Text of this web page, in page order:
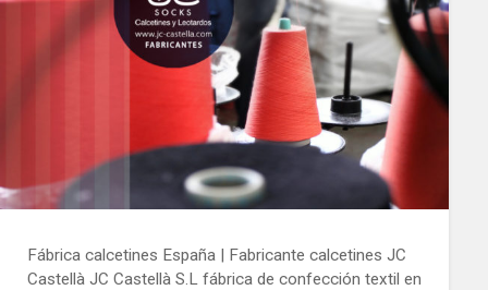
Fábrica calcetines España | Fabricante calcetines JC
Castellà JC Castellà S.L fábrica de confección textil en